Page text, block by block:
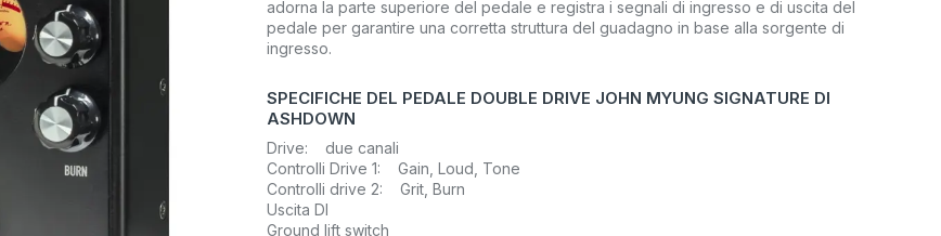
adorna la parte superiore del pedale e registra i segnali di ingresso e di uscita del
pedale per garantire una corretta struttura del guadagno in base alla sorgente di
ingresso.
SPECIFICHE DEL PEDALE DOUBLE DRIVE JOHN MYUNG SIGNATURE DI
ASHDOWN
Drive: due canali
Controlli Drive 1: Gain, Loud, Tone
Controlli drive 2: Grit, Burn
Uscita DI
Ground lift switch